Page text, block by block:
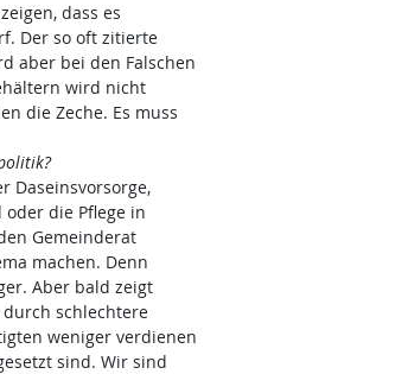
dass es
Der so oft zitierte
aber bei den Falschen
wird nicht
die Zeche. Es muss
Daseinsvorsorge,
oder die Pflege in
Gemeinderat
machen. Denn
Aber bald zeigt
schlechtere
weniger verdienen
sind. Wir sind